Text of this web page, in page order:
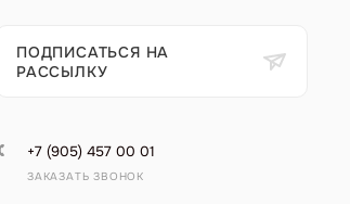
ПОДПИСАТЬСЯ НА
РАССЫЛКУ
+7 (905) 457 00 01
ЗАКАЗАТЬ ЗВОНОК